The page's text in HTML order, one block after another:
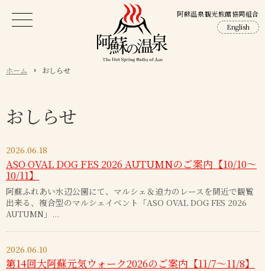
阿蘇温泉観光旅館協同組合
English
ホーム おしらせ
おしらせ
2026.06.18
ASO OVAL DOG FES 2026 AUTUMNのご案内【10/10～
10/11】
阿蘇ふれあい水辺公園にて、マルシェ＆迫力のレースを間近で観覧
出来る、複合型のマルシェイベント「ASO OVAL DOG FES 2026
AUTUMN」...
2026.06.10
第14回大阿蘇元気ウォーク2026のご案内【11/7～11/8】